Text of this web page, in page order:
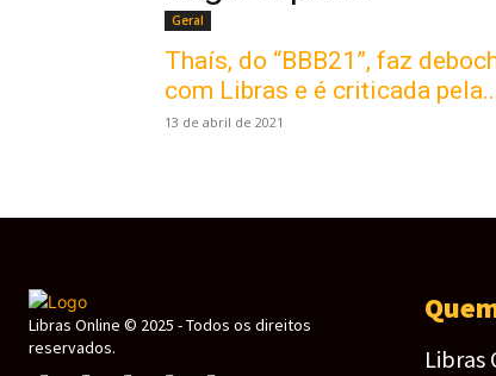
Geral
Thaís, do “BBB21”, faz
com Libras e é criticada
13 de abril de 2021
Libras Online © 2025 - Todos os direitos
reservados.
Libras